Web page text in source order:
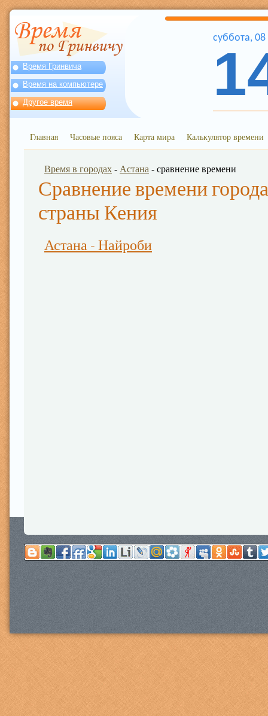
Время Гринвича
Время на компьютере
Другое время
суббота, 08
Главная Часовые пояса Карта мира Калькулятор времени
Время в городах - Астана - сравнение времени
Сравнение времени
страны Кения
Астана - Найроби